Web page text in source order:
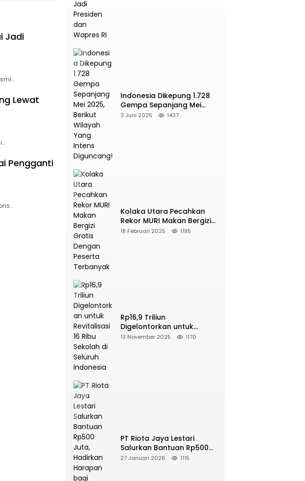
Jadi
Lewat
Pengganti
Indonesia Dikepung 1.728
Gempa Sepanjang Mei
2025, Berikut Wilayah Yang
3 Juni 2025 1437
Kolaka Utara Pecahkan
Rekor MURI Makan Bergizi
Gratis Dengan Peserta
18 Februari 2025 1195
Rp16,9 Triliun
Digelontorkan untuk
Revitalisasi 16 Ribu Sekolah
13 November 2025 1170
PT Riota Jaya Lestari
Salurkan Bantuan Rp500
Juta, Hadirkan Harapan
27 Januari 2026 1115